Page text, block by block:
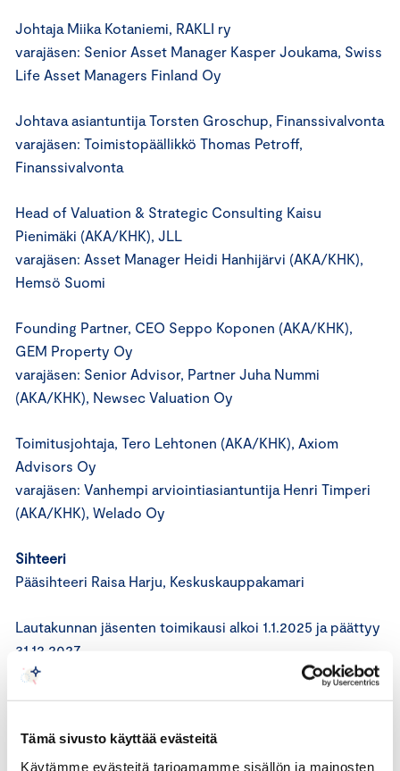
Tämä sivusto käyttää evästeitä
Käytämme evästeitä tarjoamamme sisällön ja mainosten
Johtaja Miika Kotaniemi, RAKLI ry
varajäsen: Senior Asset Manager Kasper Joukama, Swiss
Life Asset Managers Finland Oy
Johtava asiantuntija Torsten Groschup, Finanssivalvonta
varajäsen: Toimistopäällikkö Thomas Petroff,
Finanssivalvonta
Head of Valuation & Strategic Consulting Kaisu
Pienimäki (AKA/KHK), JLL
varajäsen: Asset Manager Heidi Hanhijärvi (AKA/KHK),
Hemsö Suomi
Founding Partner, CEO Seppo Koponen (AKA/KHK),
GEM Property Oy
varajäsen: Senior Advisor, Partner Juha Nummi
(AKA/KHK), Newsec Valuation Oy
Toimitusjohtaja, Tero Lehtonen (AKA/KHK), Axiom
Advisors Oy
varajäsen: Vanhempi arviointiasiantuntija Henri Timperi
(AKA/KHK), Welado Oy
Sihteeri
Pääsihteeri Raisa Harju, Keskuskauppakamari
Lautakunnan jäsenten toimikausi alkoi 1.1.2025 ja päättyy
31.12.2027.
Valvontajaosto kausi 2025-2027
Valvontajaosto valvoo auktorisoitujen